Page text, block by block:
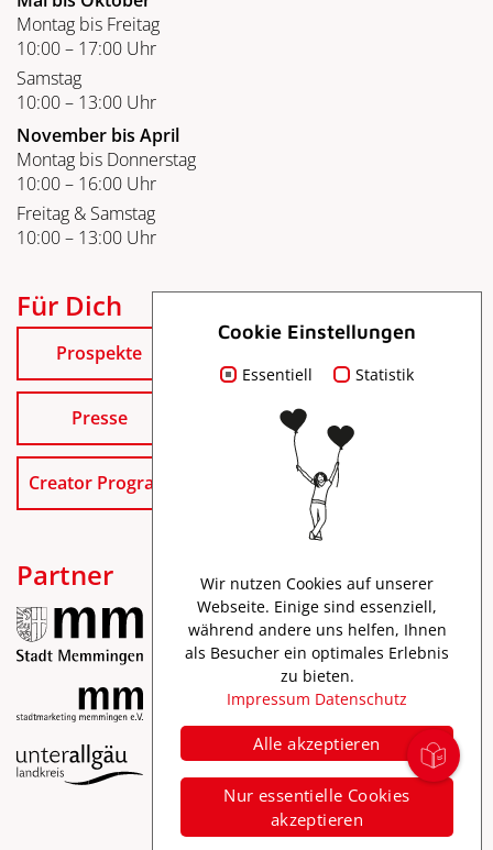
Montag bis Freitag
10:00 – 17:00 Uhr
Samstag
10:00 – 13:00 Uhr
November bis April
Montag bis Donnerstag
10:00 – 16:00 Uhr
Freitag & Samstag
10:00 – 13:00 Uhr
Für Dich
Prospekte
Presse
Creator Program
Partner
Impressum
Datenschutz
Barrierefreiheit
Cookie Einstellungen
Essentiell Statistik
Wir nutzen Cookies auf unserer
Webseite. Einige sind essenziell,
während andere uns helfen, Ihnen
als Besucher ein optimales Erlebnis
zu bieten.
Impressum Datenschutz
Alle akzeptieren
Nur essentielle Cookies
akzeptieren